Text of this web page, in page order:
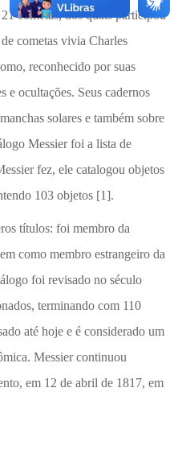
cometas, dos quais participou
cometas vivia Charles
reconhecido por suas
e ocultações. Seus cadernos
solares e também sobre
Messier foi a lista de
fez, ele catalogou objetos
103 objetos [1].
títulos: foi membro da
como membro estrangeiro da
foi revisado no século
terminando com 110
até hoje e é considerado um
Messier continuou
em 12 de abril de 1817, em